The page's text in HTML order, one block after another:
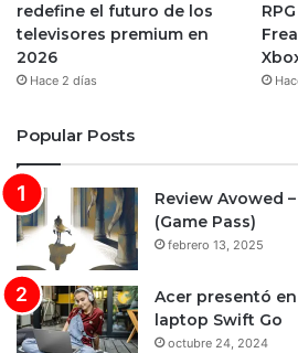
redefine el futuro de los
televisores premium en
2026
Hace 2 días
Popular Posts
Review Avowed
(Game Pass)
febrero 13, 2025
Acer presentó
laptop Swift Go
octubre 24, 2024